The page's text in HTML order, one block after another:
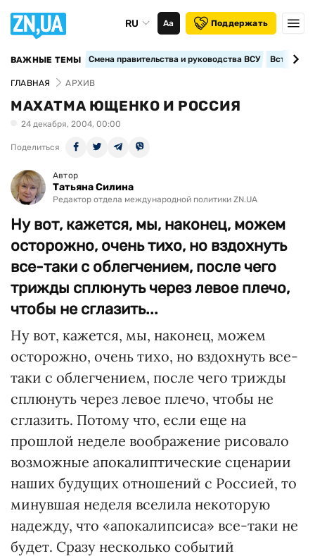
RU Аа Поддержать
ВАЖНЫЕ ТЕМЫ Смена правительства и руководства ВСУ
ГЛАВНАЯ АРХИВ
МАХАТМА ЮЩЕНКО И РОССИЯ
24 декабря, 2004, 00:00
Поделиться
Автор
Татьяна Силина
Редактор отдела международной политики ZN.UA
Ну вот, кажется, мы, наконец, можем
осторожно, очень тихо, но вздохнуть
все-таки с облегчением, после чего
трижды сплюнуть через левое плечо,
чтобы не сглазить...
Ну вот, кажется, мы, наконец, можем
осторожно, очень тихо, но вздохнуть все-
таки с облегчением, после чего трижды
сплюнуть через левое плечо, чтобы не
сглазить. Потому что, если еще на
прошлой неделе воображение рисовало
возможные апокалиптические сценарии
наших будущих отношений с Россией, то
минувшая неделя вселила некоторую
надежду, что «апокалипсиса» все-таки не
будет. Сразу несколько событий